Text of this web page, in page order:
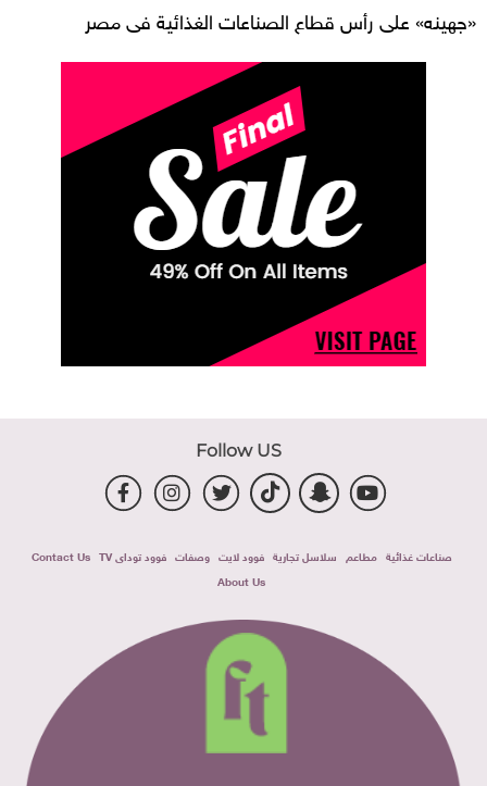
«جهينه» على رأس قطاع الصناعات الغذائية فى مصر
Follow US
صناعات غذائية مطاعم سلاسل تجارية فوود لايت وصفات فوود توداى TV
Contact Us
About Us